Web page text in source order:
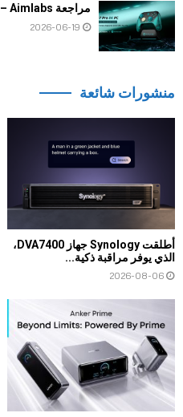
مراجعة GameSir G7 Pro 8K PC – Aimlabs...
2026-06-19
منشورات شائعة
أطلقت Synology جهاز DVA7400،
الذي يوفر مراقبة ذكية...
2026-08-06